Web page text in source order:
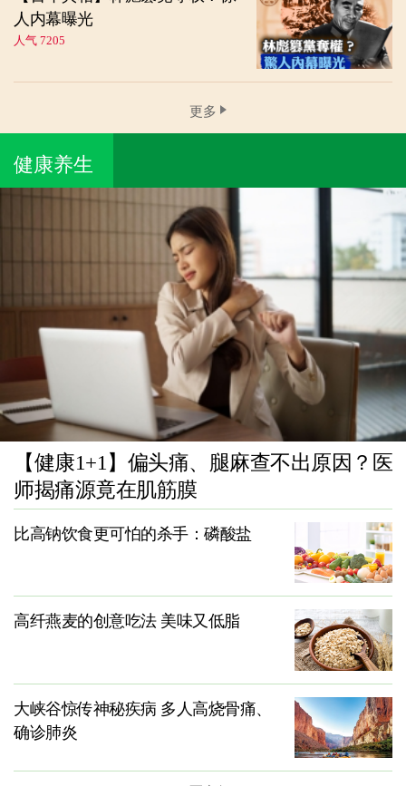
人内幕曝光
人气 7205
更多
健康养生
【健康1+1】偏头痛、腿麻查不出原因？医
师揭痛源竟在肌筋膜
比高钠饮食更可怕的杀手：磷酸盐
高纤燕麦的创意吃法 美味又低脂
大峡谷惊传神秘疾病 多人高烧骨痛、
确诊肺炎